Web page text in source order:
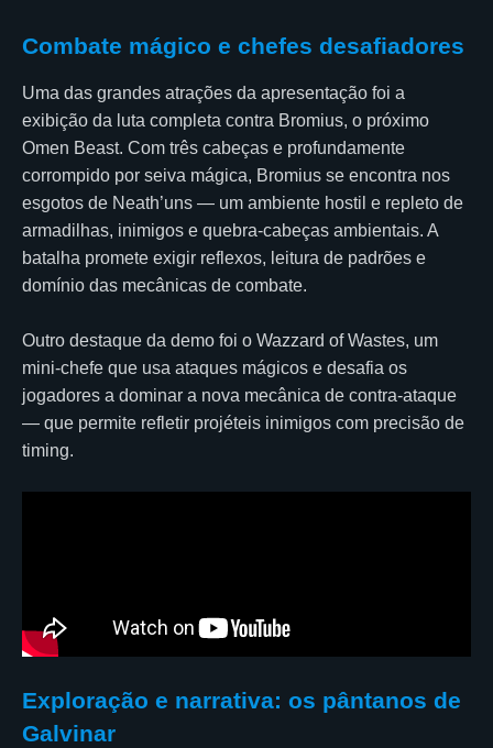
Combate mágico e chefes desafiadores
Uma das grandes atrações da apresentação foi a
exibição da luta completa contra Bromius, o próximo
Omen Beast. Com três cabeças e profundamente
corrompido por seiva mágica, Bromius se encontra nos
esgotos de Neath’uns — um ambiente hostil e repleto de
armadilhas, inimigos e quebra-cabeças ambientais. A
batalha promete exigir reflexos, leitura de padrões e
domínio das mecânicas de combate.
Outro destaque da demo foi o Wazzard of Wastes, um
mini-chefe que usa ataques mágicos e desafia os
jogadores a dominar a nova mecânica de contra-ataque
— que permite refletir projéteis inimigos com precisão de
timing.
Exploração e narrativa: os pântanos de
Galvinar